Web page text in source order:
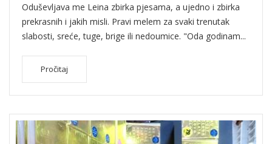
Oduševljava me Leina zbirka pjesama, a ujedno i zbirka
prekrasnih i jakih misli. Pravi melem za svaki trenutak
slabosti, sreće, tuge, brige ili nedoumice. "Oda godinam...
Pročitaj